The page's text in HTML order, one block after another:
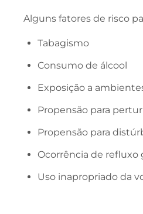
Alguns fatores de risco
Tabagismo
Consumo de álcool
Exposição a
Propensão para
Propensão para
Ocorrência de refluxo
Uso inapropriado da